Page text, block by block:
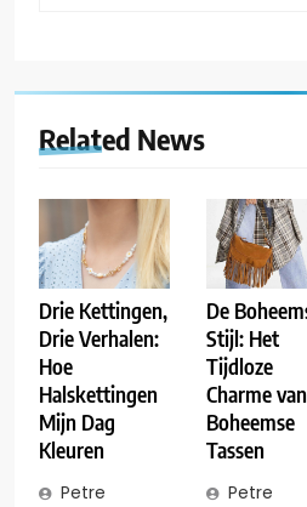
Related News
Drie Kettingen,
Drie Verhalen:
Hoe
Halskettingen
Mijn Dag
Kleuren
Petre
De
Stijl: Het
Tijdloze
Charme van
Boheemse
Tassen
Petre